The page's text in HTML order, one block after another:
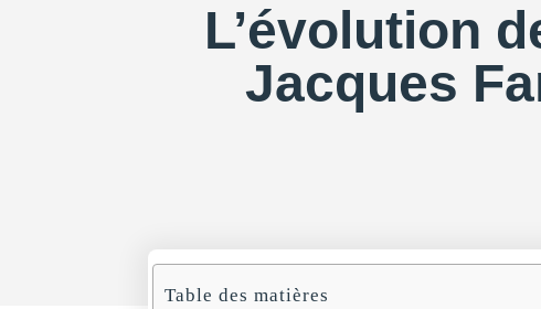
L’évolution
Jacques
Table des matières